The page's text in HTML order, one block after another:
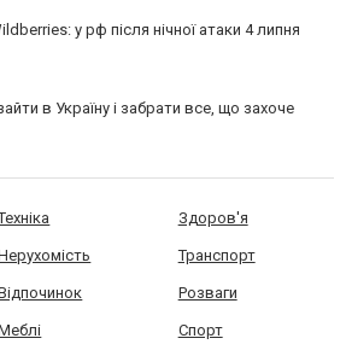
у рф після нічної атаки 4 липня
в Україну і забрати все, що захоче
Здоров'я
Транспорт
Розваги
Спорт